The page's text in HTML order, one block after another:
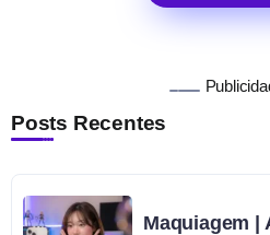
Posts Recentes
Maquiagem |